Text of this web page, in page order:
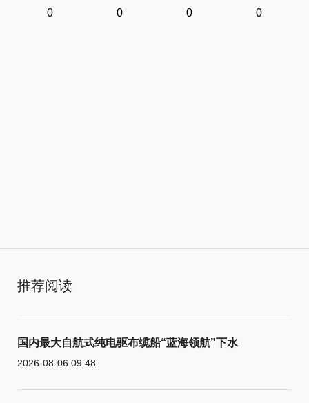
0 0 0 0
推荐阅读
国内最大自航式纯电驱布缆船“蓝海领航”下水
2026-08-06 09:48